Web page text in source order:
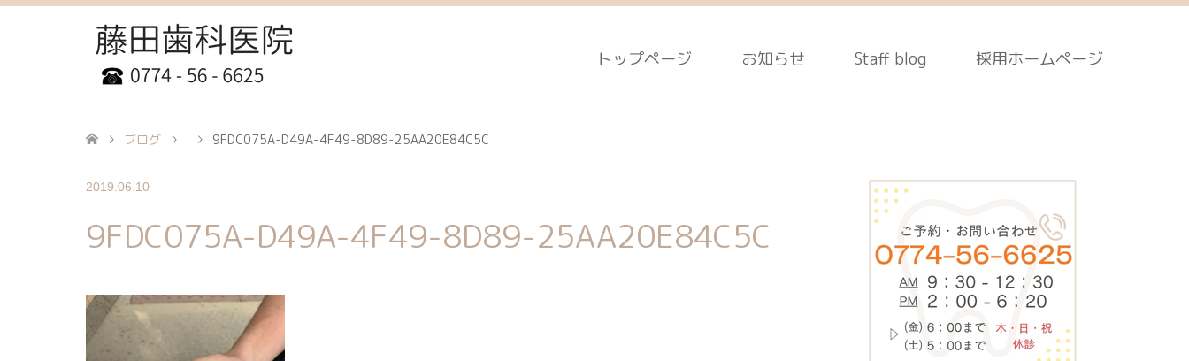
トップページ お知らせ Staff blog 採用ホームページ
ブログ 9FDC075A-D49A-4F49-8D89-25AA20E84C5C
2019.06.10
9FDC075A-D49A-4F49-8D89-25AA20E84C5C